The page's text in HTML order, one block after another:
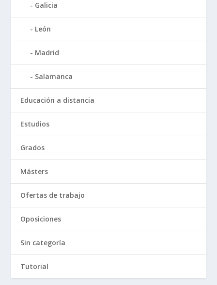
Galicia
León
Madrid
Salamanca
Educación a distancia
Estudios
Grados
Másters
Ofertas de trabajo
Oposiciones
Sin categoría
Tutorial